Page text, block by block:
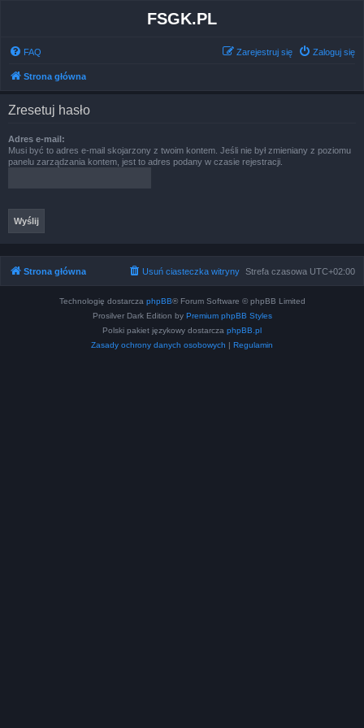
FSGK.PL
FAQ Zaloguj się
Zarejestruj się
Strona główna
Zresetuj hasło
Adres e-mail:
Musi być to adres e-mail skojarzony z twoim kontem. Jeśli nie był zmieniany z poziomu
panelu zarządzania kontem, jest to adres podany w czasie rejestracji.
Strona główna Strefa czasowa UTC+02:00
Usuń ciasteczka witryny
Technologię dostarcza phpBB® Forum Software © phpBB Limited
Prosilver Dark Edition by Premium phpBB Styles
Polski pakiet językowy dostarcza phpBB.pl
Zasady ochrony danych osobowych | Regulamin